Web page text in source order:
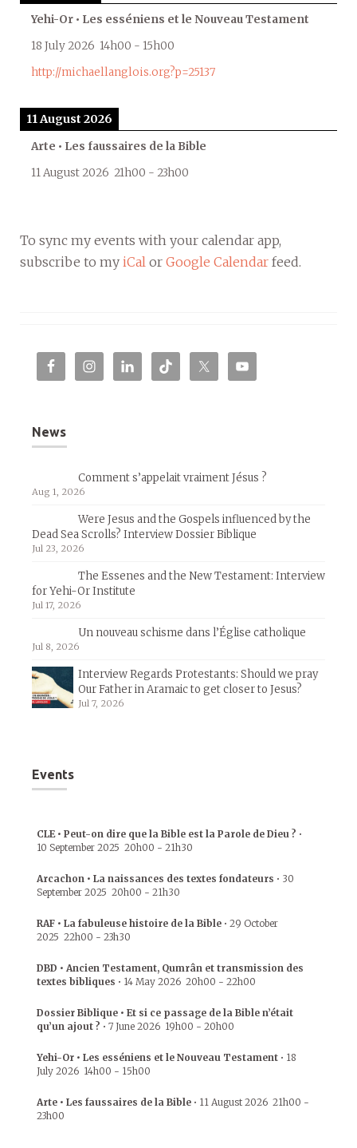
Yehi-Or • Les esséniens et le Nouveau Testament
18 July 2026 14h00 - 15h00
http://michaellanglois.org?p=25137
11 August 2026
Arte • Les faussaires de la Bible
11 August 2026 21h00 - 23h00
To sync my events with your calendar app,
subscribe to my iCal or Google Calendar feed.
News
Comment s’appelait vraiment Jésus ?
Aug 1, 2026
Were Jesus and the Gospels influenced by the
Dead Sea Scrolls? Interview Dossier Biblique
Jul 23, 2026
The Essenes and the New Testament: Interview
for Yehi-Or Institute
Jul 17, 2026
Un nouveau schisme dans l’Église catholique
Jul 8, 2026
Interview Regards Protestants: Should we pray
Our Father in Aramaic to get closer to Jesus?
Jul 7, 2026
Events
CLE • Peut-on dire que la Bible est la Parole de Dieu ? •
10 September 2025 20h00 - 21h30
Arcachon • La naissances des textes fondateurs • 30
September 2025 20h00 - 21h30
RAF • La fabuleuse histoire de la Bible • 29 October
2025 22h00 - 23h30
DBD • Ancien Testament, Qumrân et transmission des
textes bibliques • 14 May 2026 20h00 - 22h00
Dossier Biblique • Et si ce passage de la Bible n’était
qu’un ajout ? • 7 June 2026 19h00 - 20h00
Yehi-Or • Les esséniens et le Nouveau Testament • 18
July 2026 14h00 - 15h00
Arte • Les faussaires de la Bible • 11 August 2026 21h00 -
23h00